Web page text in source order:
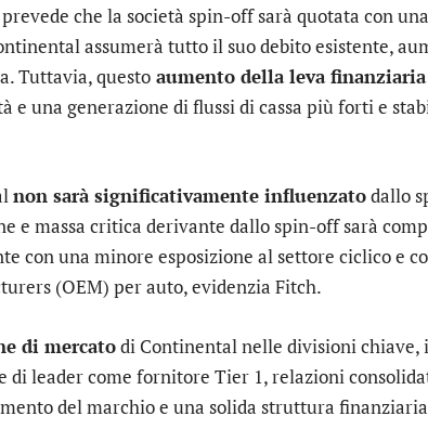
che la società spin-off sarà quotata con una
assumerà tutto il suo debito esistente,
Tuttavia, questo aumento della leva
e una generazione di flussi di cassa più forti e
non sarà significativamente influenzatodallo
e massa critica derivante dallo spin-off sarà
con una minore esposizione al settore ciclico e
(OEM) per auto, evidenzia Fitch.
di mercatodi Continental nelle divisioni chiave,
di leader come fornitore Tier 1, relazioni
del marchio e una solida struttura